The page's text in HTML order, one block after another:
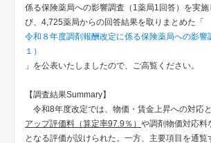
係る保険薬局への影響調査（1薬局1回答）を実
び、4,725薬局からの回答結果を取りまとめた「
令和８年度調剤報酬改定に係る保険薬局への影響調査報告書（その
１）
」を公表いたしましたので、ご高覧ください。
【調査結果Summary】
令和8年度改定では、物価・賃金上昇への対応と
アップ評価料（算定率97.9％） や調剤物価対応料
となる評価が設けられた。一方、主要項目を通覧